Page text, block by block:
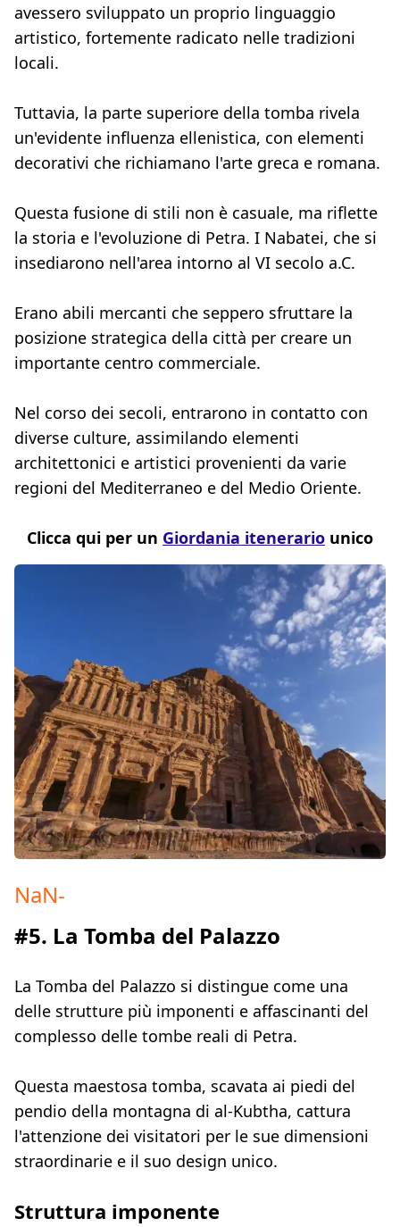
avessero sviluppato un proprio linguaggio
artistico, fortemente radicato nelle tradizioni
locali.
Tuttavia, la parte superiore della tomba rivela
un'evidente influenza ellenistica, con elementi
decorativi che richiamano l'arte greca e romana.
Questa fusione di stili non è casuale, ma riflette
la storia e l'evoluzione di Petra. I Nabatei, che si
insediarono nell'area intorno al VI secolo a.C.
Erano abili mercanti che seppero sfruttare la
posizione strategica della città per creare un
importante centro commerciale.
Nel corso dei secoli, entrarono in contatto con
diverse culture, assimilando elementi
architettonici e artistici provenienti da varie
regioni del Mediterraneo e del Medio Oriente.
Clicca qui per un Giordania itenerario unico
NaN-
#5. La Tomba del Palazzo
La Tomba del Palazzo si distingue come una
delle strutture più imponenti e affascinanti del
complesso delle tombe reali di Petra.
Questa maestosa tomba, scavata ai piedi del
pendio della montagna di al-Kubtha, cattura
l'attenzione dei visitatori per le sue dimensioni
straordinarie e il suo design unico.
Struttura imponente